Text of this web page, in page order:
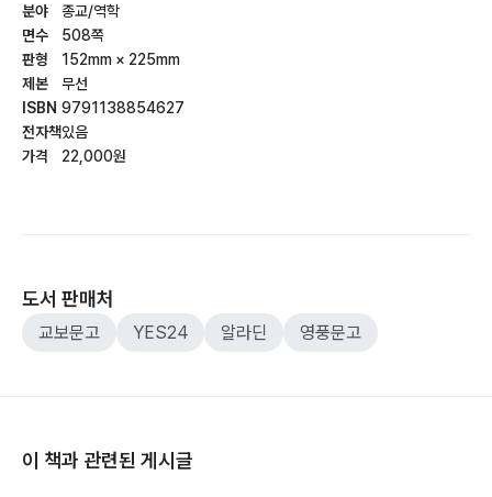
분야
면수
판형
제본
ISBN
전자책
가격
종교/역학
508쪽
152mm × 225mm
무선
9791138854627
있음
22,000원
도서 판매처
교보문고 YES24 알라딘 영풍문고
이 책과 관련된 게시글